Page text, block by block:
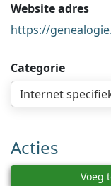
Website adres
https://
Categorie
Internet
Acties
Voeg